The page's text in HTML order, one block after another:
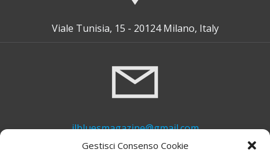
Gestisci Consenso Cookie
Viale Tunisia, 15 - 20124 Milano, Italy
ilbluesmagazine@gmail.com